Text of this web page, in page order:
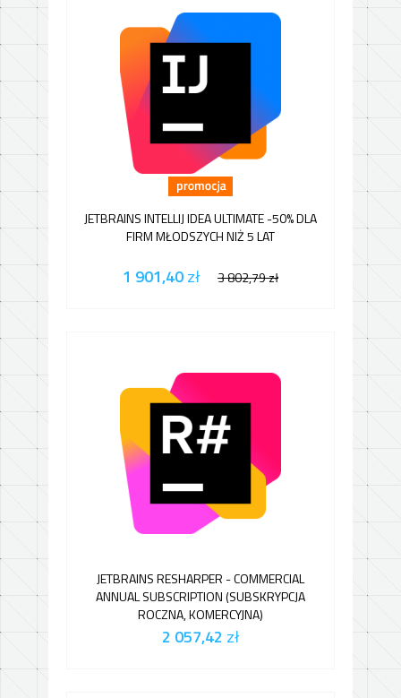
JETBRAINS INTELLIJ IDEA ULTIMATE -50% DLA
FIRM MŁODSZYCH NIŻ 5 LAT
1 901,40zł 3 802,79zł
JETBRAINS RESHARPER - COMMERCIAL
ANNUAL SUBSCRIPTION (SUBSKRYPCJA
ROCZNA, KOMERCYJNA)
2 057,42 zł